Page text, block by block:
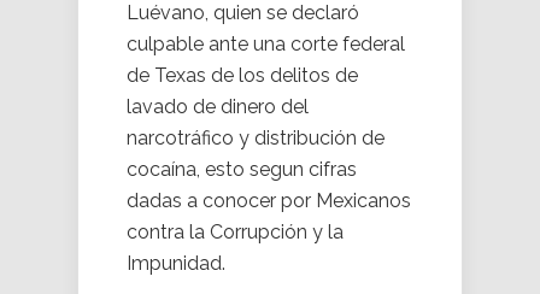
Luévano, quien se declaró
culpable ante una corte federal
de Texas de los delitos de
lavado de dinero del
narcotráfico y distribución de
cocaína, esto segun cifras
dadas a conocer por Mexicanos
contra la Corrupción y la
Impunidad.